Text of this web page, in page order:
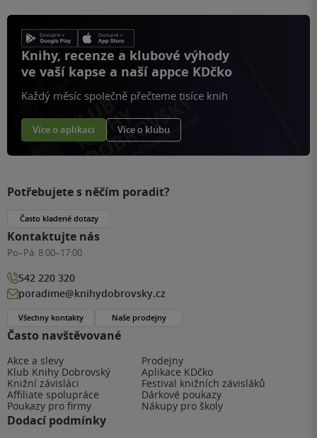
Knihy, recenze a klubové výhody
ve vaší kapse a naší appce KDčko
Každý měsíc společně přečteme tisíce knih
Více o aplikaci Více o klubu
Často navštěvované
Akce a slevy
Prodejny
Klub Knihy Dobrovský
Aplikace KDčko
Knižní závisláci
Festival knižních závisláků
Affiliate spolupráce
Dárkové poukazy
Poukazy pro firmy
Nákupy pro školy
Dodací podmínky
Potřebujete s něčím poradit?
Často kladené dotazy
Kontaktujte nás
Po–Pá: 8:00–17:00
542 220 320
poradime@knihydobrovsky.cz
Všechny kontakty Naše prodejny